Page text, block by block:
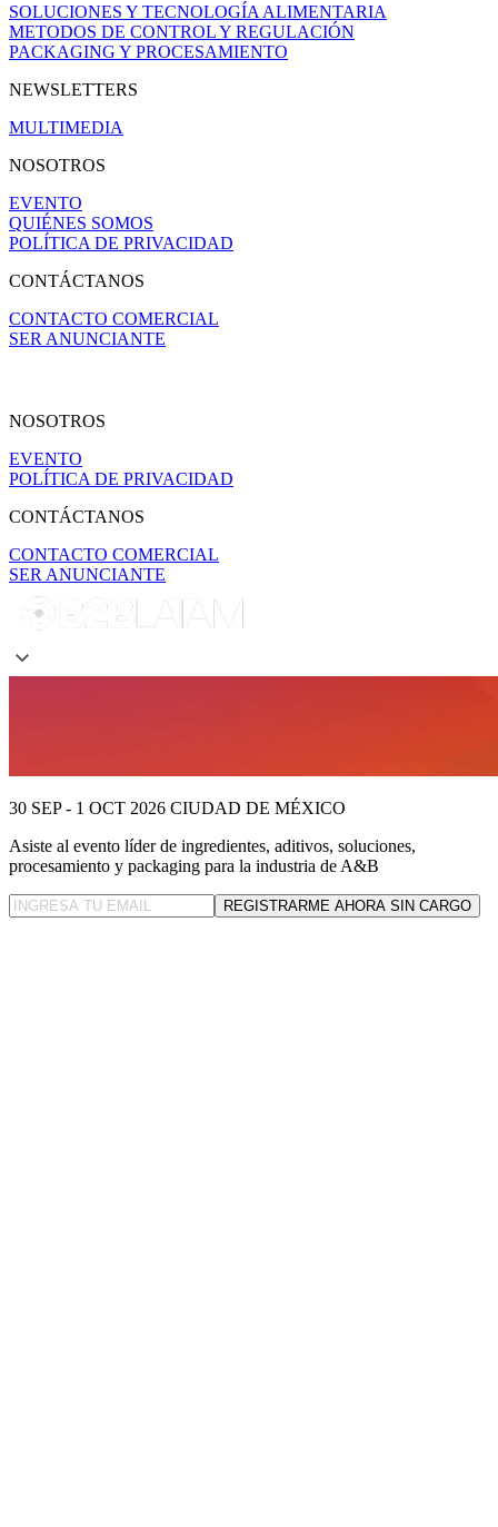
SOLUCIONES Y TECNOLOGÍA ALIMENTARIA
METODOS DE CONTROL Y REGULACIÓN
PACKAGING Y PROCESAMIENTO
NEWSLETTERS
MULTIMEDIA
NOSOTROS
EVENTO
QUIÉNES SOMOS
POLÍTICA DE PRIVACIDAD
CONTÁCTANOS
CONTACTO COMERCIAL
SER ANUNCIANTE
NOSOTROS
EVENTO
POLÍTICA DE PRIVACIDAD
CONTÁCTANOS
CONTACTO COMERCIAL
SER ANUNCIANTE
30 SEP - 1 OCT 2026 CIUDAD DE MÉXICO
Asiste al evento líderde ingredientes, aditivos, soluciones,
procesamiento y packaging para la industria de A&B
REGISTRARME AHORA SIN CARGO